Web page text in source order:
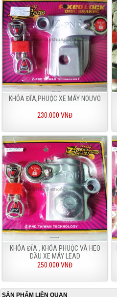
KHÓA ĐĨA,PHUỘC XE MÁY NOUVO
230.000 VNĐ
KHÓA ĐĨA , KHÓA PHUỘC VÀ HEO
DẦU XE MÁY LEAD
250.000 VNĐ
SẢN PHẨM LIÊN QUAN